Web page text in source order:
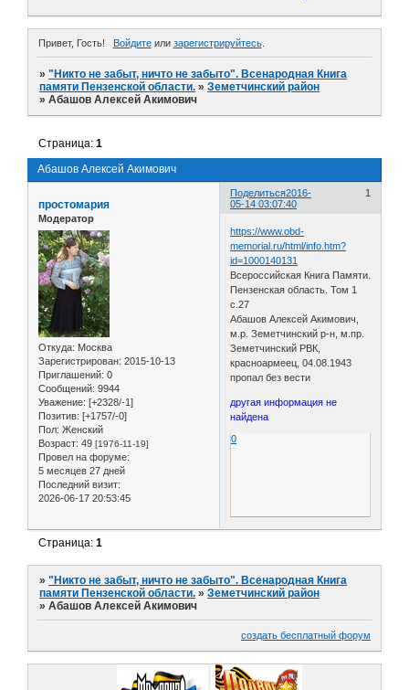
Привет, Гость! Войдитеили зарегистрируйтесь.
»"Никто не забыт, ничто не забыто". Всенародная Книга
памяти Пензенской области. »Земетчинский район
»Абашов Алексей Акимович
Абашов Алексей Акимович
Страница:1
Поделиться 1
2016-
05-14 03:07:40
простомария
Модератор
Откуда: Москва
Зарегистрирован: 2015-10-13
Приглашений: 0
Сообщений: 9944
Уважение: [+2328/-1]
Позитив: [+1757/-0]
Пол: Женский
Возраст: 49 [1976-11-19]
Провел на форуме:
5 месяцев 27 дней
Последний визит:
2026-06-17 20:53:45
https://www.obd-
memorial.ru/html/info.htm?
id=1000140131
Всероссийская Книга Памяти.
Пензенская область. Том 1
с.27
Абашов Алексей Акимович,
м.р. Земетчинский р-н, м.пр.
Земетчинский РВК,
красноармеец, 04.08.1943
пропал без вести
другая информация не
найдена
0
Страница:1
»"Никто не забыт, ничто не забыто". Всенародная Книга
памяти Пензенской области. »Земетчинский район
»Абашов Алексей Акимович
создать бесплатный форум